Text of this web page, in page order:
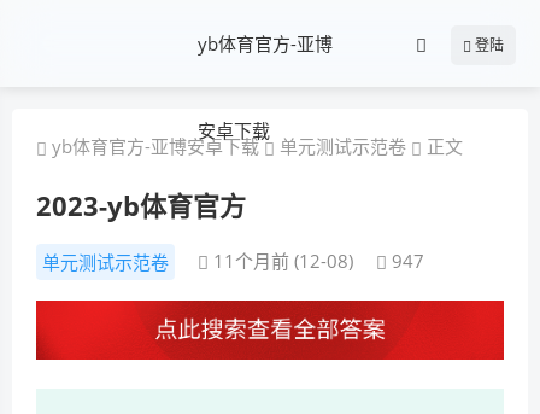
yb体育官方-亚博
安卓下载
登陆
yb体育官方-亚博安卓下载 单元测试示范卷 正文
2023-yb体育官方
单元测试示范卷 11个月前 (12-08) 947